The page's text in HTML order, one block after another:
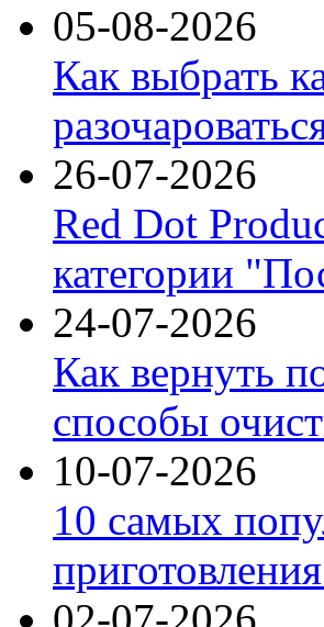
05-08-2026
Как выбрать
26-07-2026
Red Dot
категории
24-07-2026
Как вернуть
способы
10-07-2026
10 самых